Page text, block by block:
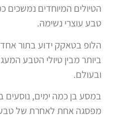
הטיולים המיוחדים נמשכים
טבע עוצרי נשימה.
הלופ בטאקק ידוע בתור אחד
ביותר מבין טיולי הטבע
ובעולם.
במסע בן כמה ימים, נוסעים
מפסגה אחת לאחרת של טבע